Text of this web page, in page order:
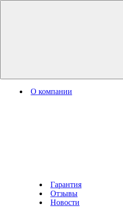
О компании
Гарантия
Отзывы
Новости